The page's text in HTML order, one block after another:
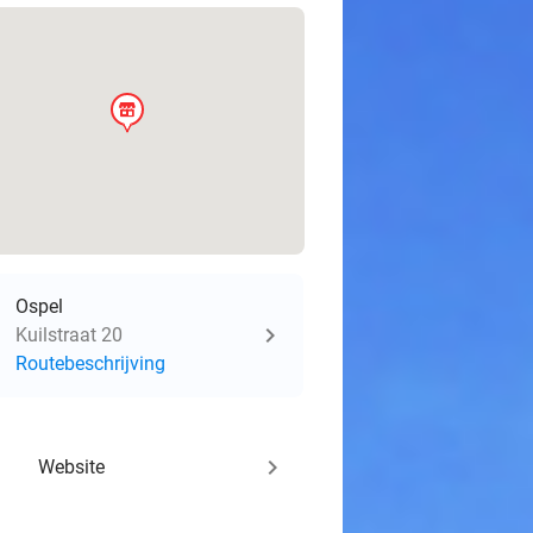
store
Ospel
Kuilstraat 20
Routebeschrijving
Website keyboard_arrow_right